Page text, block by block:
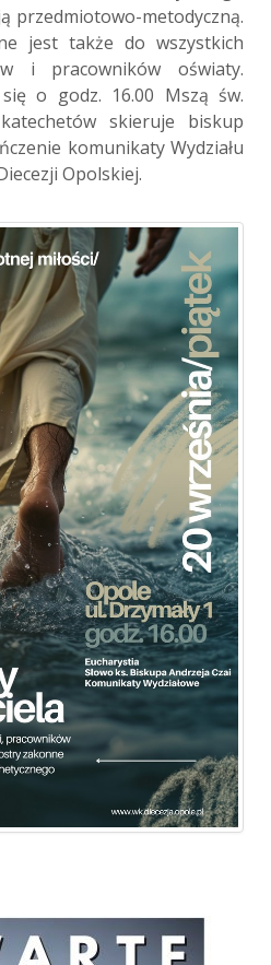
przedmiotowo-metodyczną.
jest także do wszystkich
i pracowników oświaty.
o godz. 16.00 Mszą św.
skieruje biskup
komunikaty Wydziału
Opolskiej.